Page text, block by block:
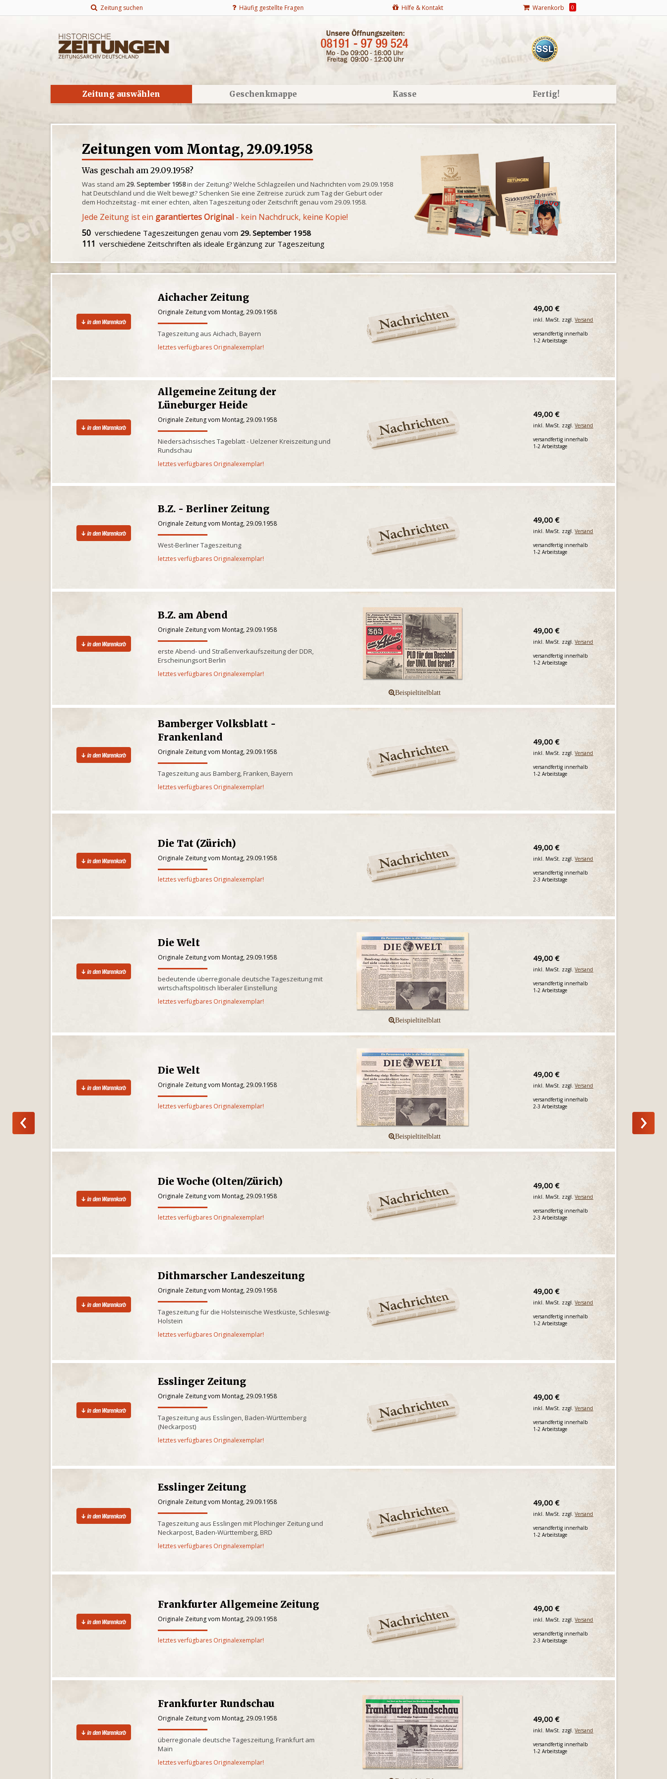
Zeitung suchen Häufig gestellte Fragen Hilfe & Kontakt Warenkorb 0
Zeitung auswählen Geschenkmappe Kasse Fertig!
Zeitungen vom Montag, 29.09.1958
Was geschah am 29.09.1958?
Was stand am29. September 1958in der Zeitung? Welche Schlagzeilen und Nachrichten vom 29.09.1958
hat Deutschland und die Welt bewegt? Schenken Sie eine Zeitreise zurück zum Tag der Geburt oder
dem Hochzeitstag - mit einer echten, alten Tageszeitung oder Zeitschrift genau vom 29.09.1958.
Jede Zeitung ist ein garantiertes Original - kein Nachdruck, keine Kopie!
50 verschiedene Tageszeitungen genau vom 29. September 1958
111 verschiedene Zeitschriften als ideale Ergänzung zur Tageszeitung
Aichacher Zeitung
Originale Zeitung vom Montag, 29.09.1958
Tageszeitung aus Aichach, Bayern
letztes verfügbares Originalexemplar!
49,00 €
inkl. MwSt. zzgl.Versand
versandfertig innerhalb
1-2 Arbeitstage
Allgemeine Zeitung der
Lüneburger Heide
Originale Zeitung vom Montag, 29.09.1958
Niedersächsisches Tageblatt - Uelzener Kreiszeitung und
Rundschau
letztes verfügbares Originalexemplar!
49,00 €
inkl. MwSt. zzgl.Versand
versandfertig innerhalb
1-2 Arbeitstage
B.Z. - Berliner Zeitung
Originale Zeitung vom Montag, 29.09.1958
West-Berliner Tageszeitung
letztes verfügbares Originalexemplar!
49,00 €
inkl. MwSt. zzgl.Versand
versandfertig innerhalb
1-2 Arbeitstage
B.Z. am Abend
Originale Zeitung vom Montag, 29.09.1958
erste Abend- und Straßenverkaufszeitung der DDR,
Erscheinungsort Berlin
letztes verfügbares Originalexemplar!
49,00 €
inkl. MwSt. zzgl.Versand
versandfertig innerhalb
1-2 Arbeitstage
Bamberger Volksblatt -
Frankenland
Originale Zeitung vom Montag, 29.09.1958
Tageszeitung aus Bamberg, Franken, Bayern
letztes verfügbares Originalexemplar!
49,00 €
inkl. MwSt. zzgl.Versand
versandfertig innerhalb
1-2 Arbeitstage
Die Tat (Zürich)
Originale Zeitung vom Montag, 29.09.1958
letztes verfügbares Originalexemplar!
49,00 €
inkl. MwSt. zzgl.Versand
versandfertig innerhalb
2-3 Arbeitstage
Die Welt
Originale Zeitung vom Montag, 29.09.1958
bedeutende überregionale deutsche Tageszeitung mit
wirtschaftspolitisch liberaler Einstellung
letztes verfügbares Originalexemplar!
49,00 €
inkl. MwSt. zzgl.Versand
versandfertig innerhalb
1-2 Arbeitstage
Die Welt
Originale Zeitung vom Montag, 29.09.1958
letztes verfügbares Originalexemplar!
49,00 €
inkl. MwSt. zzgl.Versand
versandfertig innerhalb
2-3 Arbeitstage
Die Woche (Olten/Zürich)
Originale Zeitung vom Montag, 29.09.1958
letztes verfügbares Originalexemplar!
49,00 €
inkl. MwSt. zzgl.Versand
versandfertig innerhalb
2-3 Arbeitstage
Dithmarscher Landeszeitung
Originale Zeitung vom Montag, 29.09.1958
Tageszeitung für die Holsteinische Westküste, Schleswig-
Holstein
letztes verfügbares Originalexemplar!
49,00 €
inkl. MwSt. zzgl.Versand
versandfertig innerhalb
1-2 Arbeitstage
Esslinger Zeitung
Originale Zeitung vom Montag, 29.09.1958
Tageszeitung aus Esslingen, Baden-Württemberg
(Neckarpost)
letztes verfügbares Originalexemplar!
49,00 €
inkl. MwSt. zzgl.Versand
versandfertig innerhalb
1-2 Arbeitstage
Esslinger Zeitung
Originale Zeitung vom Montag, 29.09.1958
Tageszeitung aus Esslingen mit Plochinger Zeitung und
Neckarpost, Baden-Württemberg, BRD
letztes verfügbares Originalexemplar!
49,00 €
inkl. MwSt. zzgl.Versand
versandfertig innerhalb
1-2 Arbeitstage
Frankfurter Allgemeine Zeitung
Originale Zeitung vom Montag, 29.09.1958
letztes verfügbares Originalexemplar!
49,00 €
inkl. MwSt. zzgl.Versand
versandfertig innerhalb
2-3 Arbeitstage
Frankfurter Rundschau
Originale Zeitung vom Montag, 29.09.1958
überregionale deutsche Tageszeitung, Frankfurt am
Main
letztes verfügbares Originalexemplar!
49,00 €
inkl. MwSt. zzgl.Versand
versandfertig innerhalb
1-2 Arbeitstage